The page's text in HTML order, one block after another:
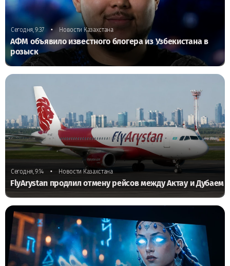
Сегодня, 9:37 • Новости Казахстана
АФМ объявило известного блогера из Узбекистана в
розыск
Сегодня, 9:14 • Новости Казахстана
FlyArystan продлил отмену рейсов между Актау и Дубаем